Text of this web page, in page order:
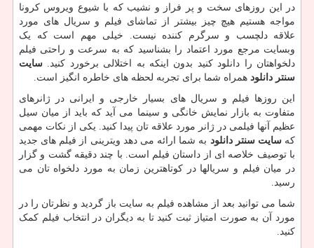
در این روزهای سخت و پر فراز و نشیب که با شیوع ویروس کرونا
مواجه هستیم هیچ چیز بیشتر از تماشای فیلم و سریال های مورد
علاقه دلچسب و سرگرم کننده نیست. خیلی مهم است که یک
وبسایت مرجع مورد اعتماد را بشناسید که به سرعت و راحتی فیلم
دلخواهتان را دانلود کنید بدون اینکه به اختلالی برخورد کنید. سایت
سنتر دانلود همراه شما برای تجربه لحظه های خاطره انگیز است.
این روزها فیلم و سریال های بسیار خارجی و ایرانی در ژانرهای
متفاوت به بازار نمایش خانگی و سینما می آید که باید از میان سیل
عظیم آنها فیلمی در ژانر مورد علاقه تان پیدا کنید. یکی از نکات مهمی
کهسایت سنتر دانلود به شما ارائه می دهد ویترینی از فیلم های جدید
با توصیف خلاصه ای از داستان فیلم است. با چند دقیقه گشت و گزار
در میان فیلم و سریالها در کوتاهترین زمان به مورد دلخواه تان می
رسید.
شما می توانید بعد از مشاهده فیلم به سایت باز گردید و نظرتان را در
مورد آن به صورت امتیاز ثبت کنید تا به دیگران در انتخاب فیلم کمک
کنید.